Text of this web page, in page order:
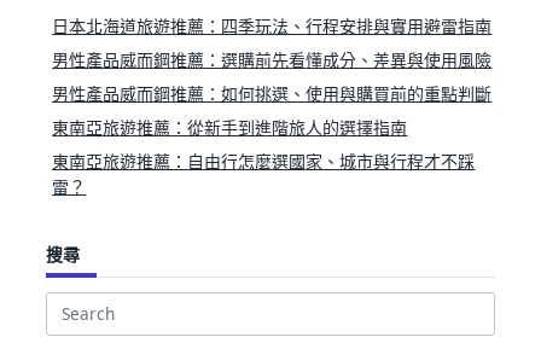
日本北海道旅遊推薦：四季玩法、行程安排與實用避雷指南
男性產品威而鋼推薦：選購前先看懂成分、差異與使用風險
男性產品威而鋼推薦：如何挑選、使用與購買前的重點判斷
東南亞旅遊推薦：從新手到進階旅人的選擇指南
東南亞旅遊推薦：自由行怎麼選國家、城市與行程才不踩
雷？
搜尋
Search